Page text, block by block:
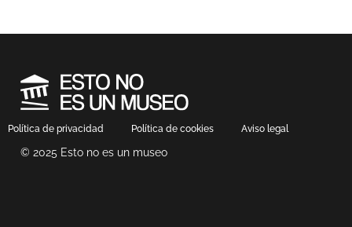
Política de privacidad Política de cookies Aviso legal
© 2025 Esto no es un museo